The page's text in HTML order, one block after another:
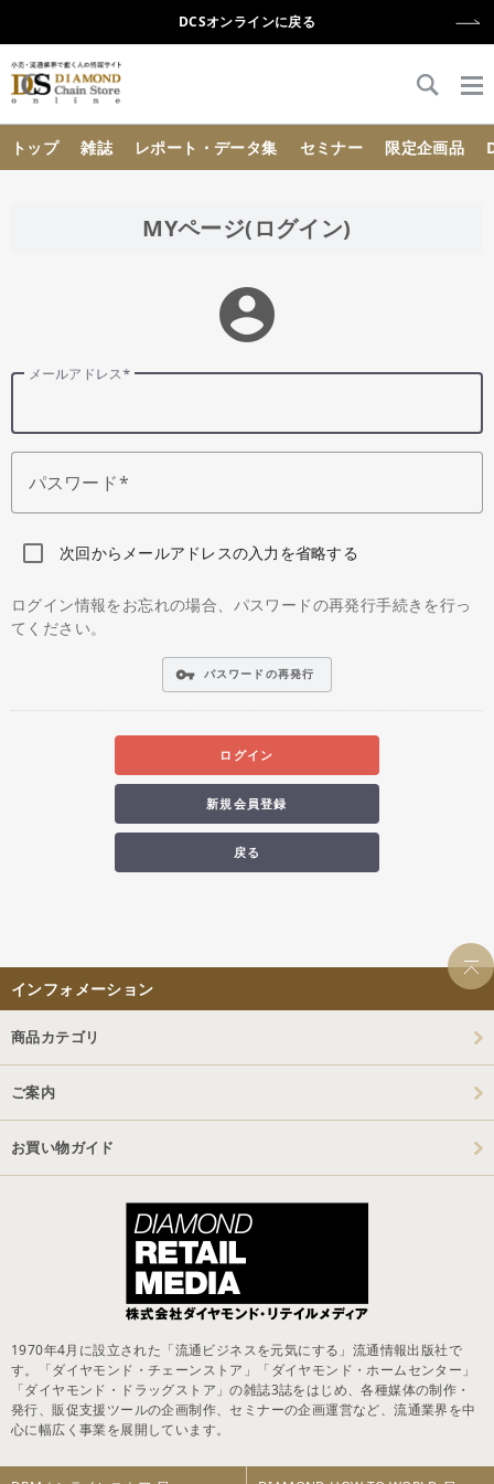
DCSオンラインに戻る
トップ 雑誌 レポート・データ集 セミナー 限定企画品
MYページ(ログイン)
account_circle
メールアドレス
パスワード
次回からメールアドレスの入力を省略する
ログイン情報をお忘れの場合、パスワードの再発行手続きを行っ
てください。
vpn_key パスワードの再発行
ログイン
新規会員登録
戻る
インフォメーション
商品カテゴリ
ご案内
お買い物ガイド
1970年4月に設立された「流通ビジネスを元気にする」流通情報出版社で
す。「ダイヤモンド・チェーンストア」「ダイヤモンド・ホームセンター」
「ダイヤモンド・ドラッグストア」の雑誌3誌をはじめ、各種媒体の制作・
発行、販促支援ツールの企画制作、セミナーの企画運営など、流通業界を中
心に幅広く事業を展開しています。